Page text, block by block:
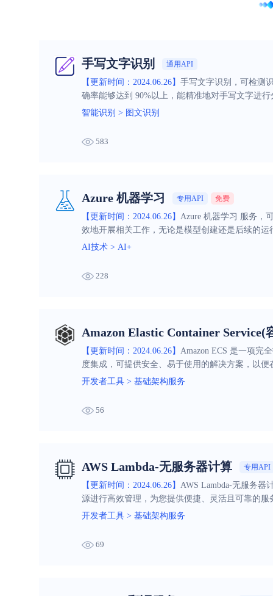
手写文字识别 通用API
【更新时间：2024.06.26】 手写文字识别，可检测
确率能够达到 90%以上，能精准地对手写文字进
智能识别 > 图文识别
583
Azure 机器学习 专用API 免费
【更新时间：2024.06.26】 Azure 机器学习 服务，
效地开展相关工作，无论是模型创建还是后续的运
AI技术 > AI+
228
Amazon Elastic Container Service(
【更新时间：2024.06.26】 Amazon ECS 是一项完
度集成，可提供安全、易于使用的解决方案，以
开发者工具 > 基础架构服务
56
AWS Lambda-无服务器计算 专用API
【更新时间：2024.06.26】 AWS Lambda-无服务
源进行高效管理，为您提供便捷、灵活且可靠的
开发者工具 > 基础架构服务
69